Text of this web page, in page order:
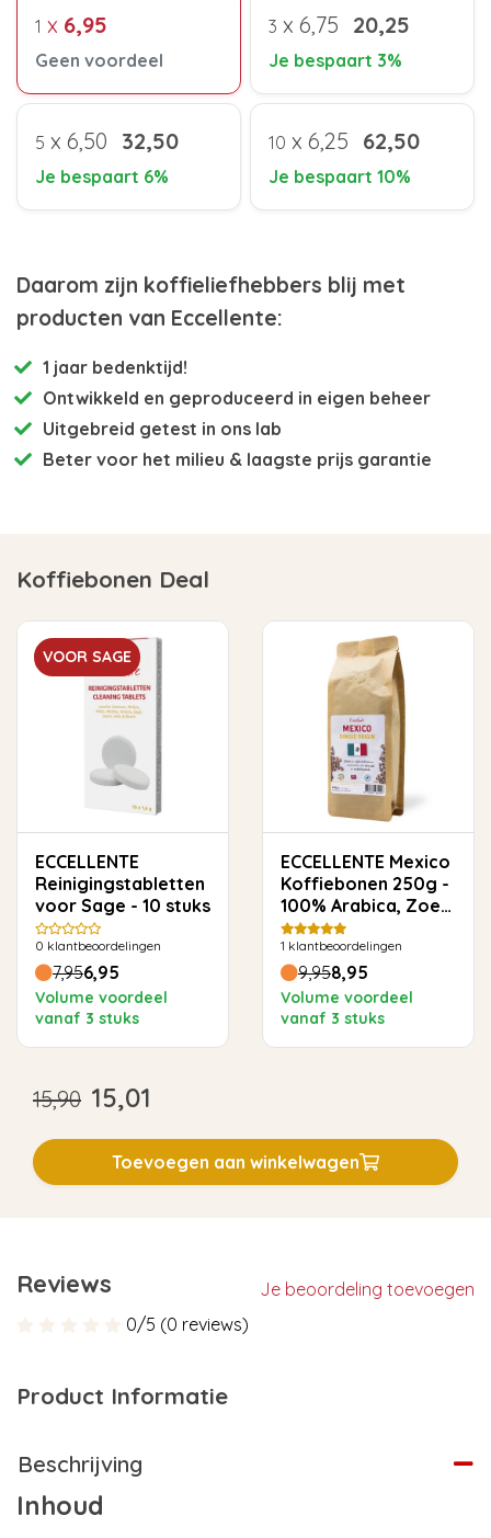
1 x 6,95
Geen voordeel
3 x 6,75 20,25
Je bespaart 3%
5 x 6,50 32,50
Je bespaart 6%
10 x 6,25 62,50
Je bespaart 10%
Daarom zijn koffieliefhebbers blij met
producten van Eccellente:
1 jaar bedenktijd!
Ontwikkeld en geproduceerd in eigen beheer
Uitgebreid getest in ons lab
Beter voor het milieu & laagste prijs garantie
Koffiebonen Deal
VOOR SAGE
ECCELLENTE
Reinigingstabletten
voor Sage - 10 stuks
0 klantbeoordelingen
7,956,95
Volume voordeel
vanaf 3 stuks
ECCELLENTE Mexico
Koffiebonen 250g -
100% Arabica, Zoet
& Toegankelijk
1 klantbeoordelingen
9,958,95
Volume voordeel
vanaf 3 stuks
15,90 15,01
Toevoegen aan winkelwagen
Reviews
Je beoordeling toevoegen
0/5 (0 reviews)
Product Informatie
Beschrijving
Inhoud